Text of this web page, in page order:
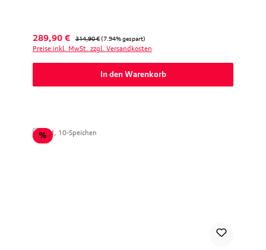
Verkaufspreis:
289,90 € Regulärer Preis:
314,90 € (7.94% gespart)
Preise inkl. MwSt. zzgl. Versandkosten
In den Warenkorb
%Rabatt